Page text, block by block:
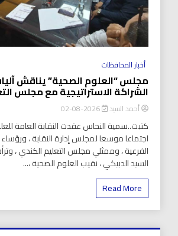
أخبار المحافظات
مجلس “العلوم الصحية” يناقش
الشراكة الاستراتيجية مع مجلس
أحمد السيد 2026-08-02
كتبت..سمية النحاس عقدت النقابة العامة
اجتماعا موسعا لمجلس إدارة النقابة ، ورؤساء
الفرعية ، وممثلي مجلس التعليم الكندي ،
السيد الدبيكي ، نقيب العلوم الصحية ،...
Read More